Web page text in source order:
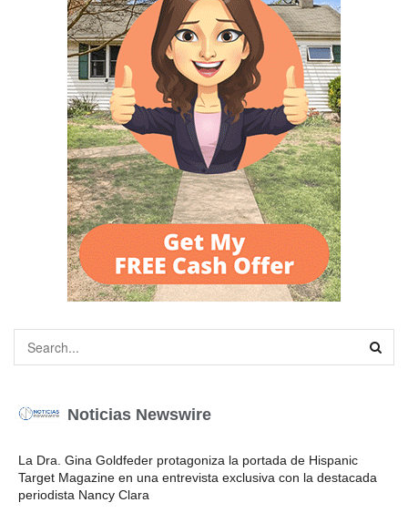
Noticias Newswire
La Dra. Gina Goldfeder protagoniza la portada de Hispanic
Target Magazine en una entrevista exclusiva con la destacada
periodista Nancy Clara